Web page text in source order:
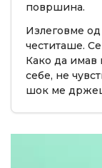
површина.
Излеговме
честиташе.
Како да имав
себе, не
шок ме